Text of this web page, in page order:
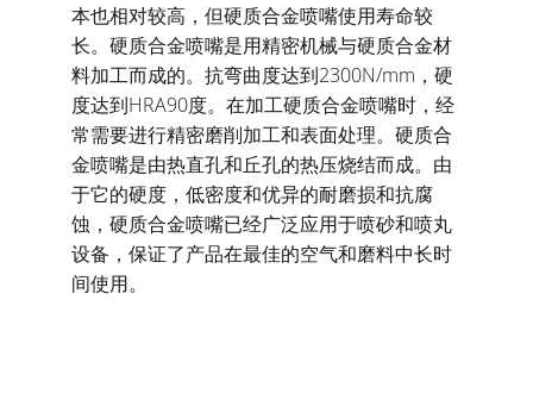
本也相对较高，但硬质合金喷嘴使用寿命较
长。硬质合金喷嘴是用精密机械与硬质合金材
料加工而成的。抗弯曲度达到2300N/mm，硬
度达到HRA90度。在加工硬质合金喷嘴时，经
常需要进行精密磨削加工和表面处理。硬质合
金喷嘴是由热直孔和丘孔的热压烧结而成。由
于它的硬度，低密度和优异的耐磨损和抗腐
蚀，硬质合金喷嘴已经广泛应用于喷砂和喷丸
设备，保证了产品在最佳的空气和磨料中长时
间使用。